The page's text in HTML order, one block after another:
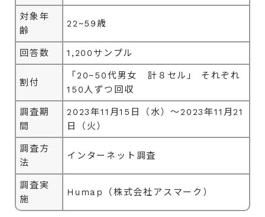
対象年
齢
22~59歳
回答数 1,200サンプル
割付
「20~50代男女 計８セル」 それぞれ
150人ずつ回収
調査期
間
2023年11月15日（水）～2023年11月21
日（火）
調査方
法
インターネット調査
調査実
施
Humap（株式会社アスマーク）